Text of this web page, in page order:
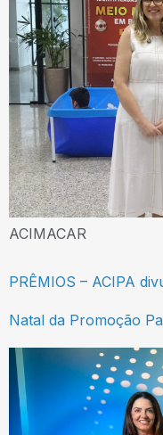
ACIMACAR
PRÊMIOS – ACIPA
Natal da Promoção